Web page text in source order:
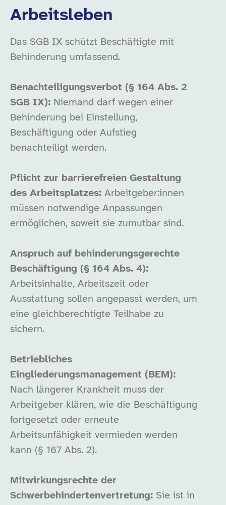
Arbeitsleben
Das SGB IX schützt Beschäftigte mit
Behinderung umfassend.
Benachteiligungsverbot (§ 164 Abs. 2
SGB IX): Niemand darf wegen einer
Behinderung bei Einstellung,
Beschäftigung oder Aufstieg
benachteiligt werden.
Pflicht zur barrierefreien Gestaltung
des Arbeitsplatzes: Arbeitgeber:innen
müssen notwendige Anpassungen
ermöglichen, soweit sie zumutbar sind.
Anspruch auf behinderungsgerechte
Beschäftigung (§ 164 Abs. 4):
Arbeitsinhalte, Arbeitszeit oder
Ausstattung sollen angepasst werden, um
eine gleichberechtigte Teilhabe zu
sichern.
Betriebliches
Eingliederungsmanagement (BEM):
Nach längerer Krankheit muss der
Arbeitgeber klären, wie die Beschäftigung
fortgesetzt oder erneute
Arbeitsunfähigkeit vermieden werden
kann (§ 167 Abs. 2).
Mitwirkungsrechte der
Schwerbehindertenvertretung: Sie ist in